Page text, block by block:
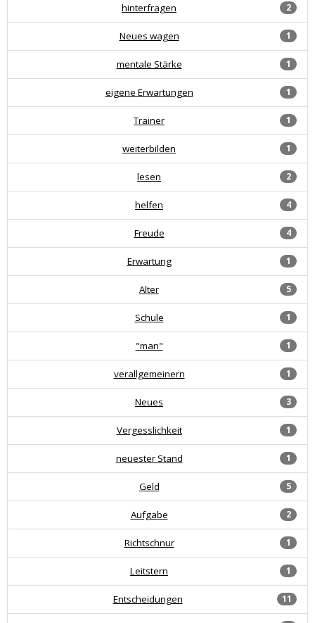
2
hinterfragen
1
Neues wagen
1
mentale Stärke
1
eigene Erwartungen
1
Trainer
1
weiterbilden
2
lesen
4
helfen
4
Freude
1
Erwartung
5
Alter
1
Schule
1
"man"
1
verallgemeinern
3
Neues
1
Vergesslichkeit
1
neuester Stand
5
Geld
2
Aufgabe
1
Richtschnur
1
Leitstern
11
Entscheidungen